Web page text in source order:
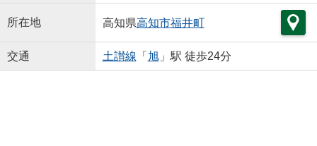
所在地 高知県高知市福井町
交通 土讃線 「 旭」駅 徒歩24分